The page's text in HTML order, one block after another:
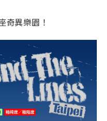
奇異樂園！